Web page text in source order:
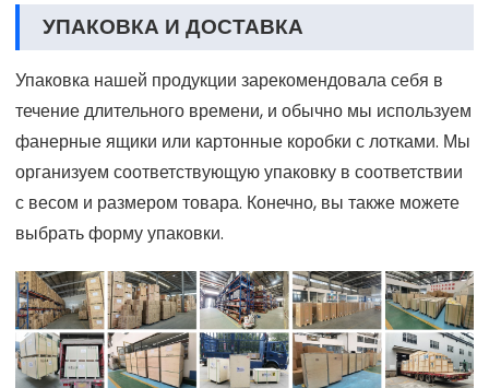
УПАКОВКА И ДОСТАВКА
Упаковка нашей продукции зарекомендовала себя в
течение длительного времени, и обычно мы используем
фанерные ящики или картонные коробки с лотками. Мы
организуем соответствующую упаковку в соответствии
с весом и размером товара. Конечно, вы также можете
выбрать форму упаковки.